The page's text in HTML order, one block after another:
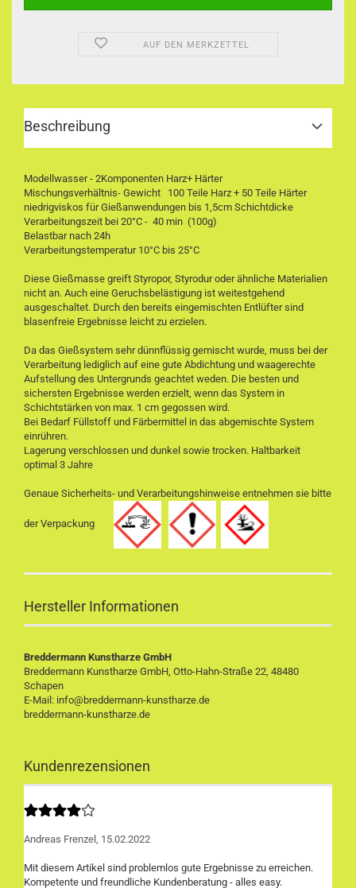
AUF DEN MERKZETTEL
Beschreibung
Modellwasser - 2Komponenten Harz+ Härter
Mischungsverhältnis- Gewicht 100 Teile Harz + 50 Teile Härter
niedrigviskos für Gießanwendungen bis 1,5cm Schichtdicke
Verarbeitungszeit bei 20°C - 40 min (100g)
Belastbar nach 24h
Verarbeitungstemperatur 10°C bis 25°C
Diese Gießmasse greift Styropor, Styrodur oder ähnliche Materialien
nicht an. Auch eine Geruchsbelästigung ist weitestgehend
ausgeschaltet. Durch den bereits eingemischten Entlüfter sind
blasenfreie Ergebnisse leicht zu erzielen.
Da das Gießsystem sehr dünnflüssig gemischt wurde, muss bei der
Verarbeitung lediglich auf eine gute Abdichtung und waagerechte
Aufstellung des Untergrunds geachtet weden. Die besten und
sichersten Ergebnisse werden erzielt, wenn das System in
Schichtstärken von max. 1 cm gegossen wird.
Bei Bedarf Füllstoff und Färbermittel in das abgemischte System
einrühren.
Lagerung verschlossen und dunkel sowie trocken. Haltbarkeit
optimal 3 Jahre
Genaue Sicherheits- und Verarbeitungshinweise entnehmen sie bitte
der Verpackung
Hersteller Informationen
Breddermann Kunstharze GmbH
Breddermann Kunstharze GmbH, Otto-Hahn-Straße 22, 48480
Schapen
E-Mail: info@breddermann-kunstharze.de
breddermann-kunstharze.de
Kundenrezensionen
Andreas Frenzel, 15.02.2022
Mit diesem Artikel sind problemlos gute Ergebnisse zu erreichen.